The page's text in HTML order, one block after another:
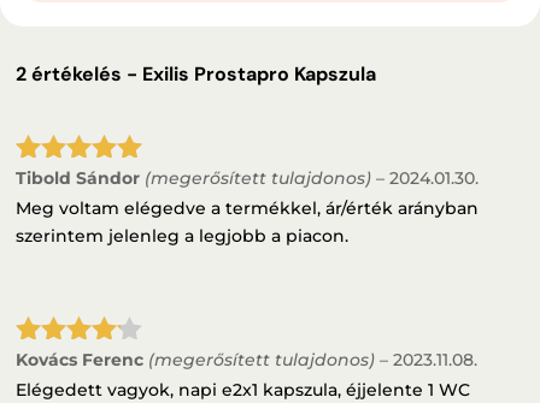
2 értékelés - Exilis Prostapro Kapszula
Értékelés:
5/ 5
Tibold Sándor (megerősített tulajdonos) – 2024.01.30.
Meg voltam elégedve a termékkel, ár/érték arányban
szerintem jelenleg a legjobb a piacon.
Értékelé
s:4/ 5
Kovács Ferenc (megerősített tulajdonos) – 2023.11.08.
Elégedett vagyok, napi e2x1 kapszula, éjjelente 1 WC